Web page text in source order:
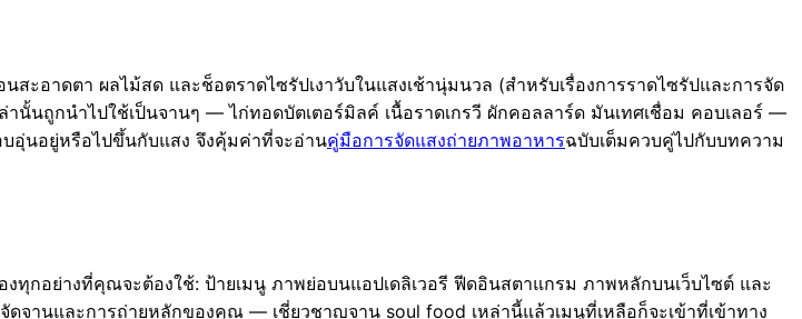
อาดตา ผลไม้สด และช็อตราดไซรัปเงาวับในแสงเช้านุ่มนวล (สำหรับเรื่องการราดไซรัปและการจัด
านั้นถูกนำไปใช้เป็นจานๆ — ไก่ทอดบัตเตอร์มิลค์ เนื้อราดเกรวี ผักคอลลาร์ด มันเทศเชื่อม คอบเลอร์ —
บอุ่นอยู่หรือไปขึ้นกับแสง จึงคุ้มค่าที่จะอ่านคู่มือการจัดแสงถ่ายภาพอาหารฉบับเต็มควบคู่ไปกับบทความ
อย่างที่คุณจะต้องใช้: ป้ายเมนู ภาพย่อบนแอปเดลิเวอรี ฟีดอินสตาแกรม ภาพหลักบนเว็บไซต์ และ
จานและการถ่ายหลักของคุณ — เชี่ยวชาญจาน soul food เหล่านี้แล้วเมนูที่เหลือก็จะเข้าที่เข้าทาง